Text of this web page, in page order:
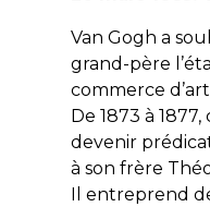
Van Gogh a
grand-père
commerce
De 1873 à
devenir
à son frère
Il entreprend